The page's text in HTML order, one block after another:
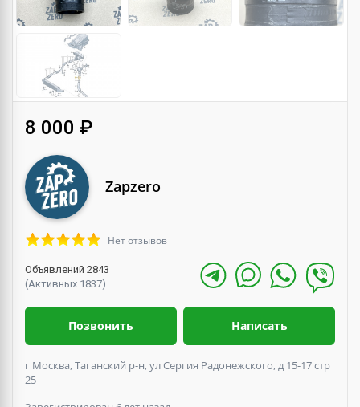
8 000 ₽
Zapzero
Нет отзывов
Объявлений 2843
(Активных 1837)
Позвонить Написать
г Москва, Таганский р-н, ул Сергия Радонежского, д 15-17 стр
25